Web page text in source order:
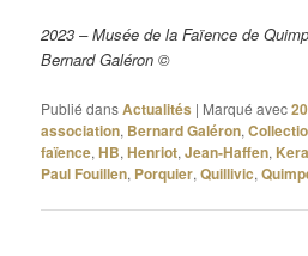
2023 – Musée de la Faïence de
Bernard Galéron ©
Publié dansActualités | Marqué avec
association, Bernard Galéron,
faïence,HB,Henriot,Jean-Haffen,
Paul Fouillen, Porquier,Quillivic,